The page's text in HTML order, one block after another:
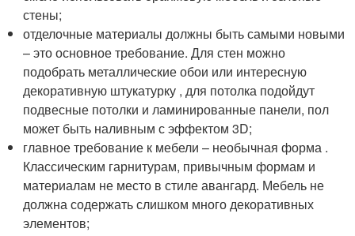
стены;
отделочные материалы должны быть самыми новыми
– это основное требование. Для стен можно
подобрать металлические обои или интересную
декоративную штукатурку , для потолка подойдут
подвесные потолки и ламинированные панели, пол
может быть наливным с эффектом 3D;
главное требование к мебели – необычная форма .
Классическим гарнитурам, привычным формам и
материалам не место в стиле авангард. Мебель не
должна содержать слишком много декоративных
элементов;